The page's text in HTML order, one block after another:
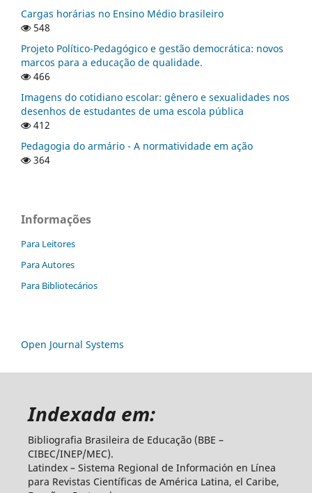
Cargas horárias no Ensino Médio brasileiro
548
Projeto Político-Pedagógico e gestão democrática: novos
marcos para a educação de qualidade.
466
Imagens do cotidiano escolar: gênero e sexualidades nos
desenhos de estudantes de uma escola pública
412
Pedagogia do armário - A normatividade em ação
364
Informações
Para Leitores
Para Autores
Para Bibliotecários
Open Journal Systems
Indexada em:
Bibliografia Brasileira de Educação (BBE –
CIBEC/INEP/MEC).
Latindex – Sistema Regional de Información en Línea
para Revistas Científicas de América Latina, el Caribe,